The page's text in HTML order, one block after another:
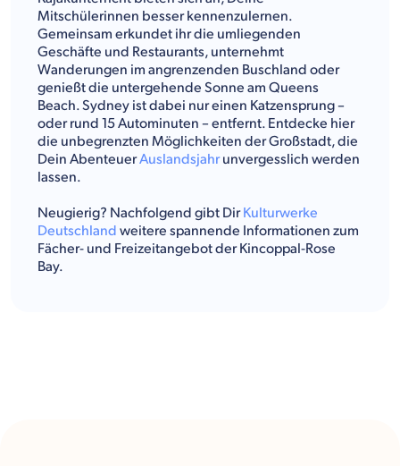
Mitschülerinnen besser kennenzulernen.
Gemeinsam erkundet ihr die umliegenden
Geschäfte und Restaurants, unternehmt
Wanderungen im angrenzenden Buschland oder
genießt die untergehende Sonne am Queens
Beach. Sydney ist dabei nur einen Katzensprung –
oder rund 15 Autominuten – entfernt. Entdecke hier
die unbegrenzten Möglichkeiten der Großstadt, die
Dein AbenteuerAuslandsjahrunvergesslich werden
lassen.
Neugierig? Nachfolgend gibt DirKulturwerke
Deutschland weitere spannende Informationen zum
Fächer- und Freizeitangebot der Kincoppal-Rose
Bay.